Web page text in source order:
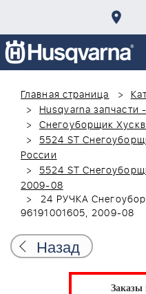
Главная страница
Husqvarna
Снегоуборщик
5524 ST
России
5524 ST
2009-08
24 РУЧКА
96191001605, 2009-08
Назад
Заказы